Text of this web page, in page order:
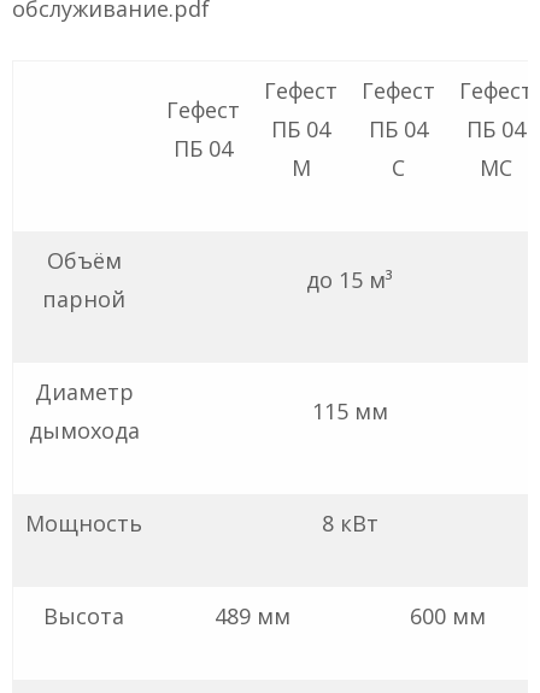
обслуживание.pdf
Гефест
ПБ 04
Гефест
ПБ 04
М
Гефест
ПБ 04
С
Гефест
ПБ 04
МС
Объём
парной
до 15 м³
Диаметр
дымохода
115 мм
Мощность 8 кВт
Высота 489 мм 600 мм